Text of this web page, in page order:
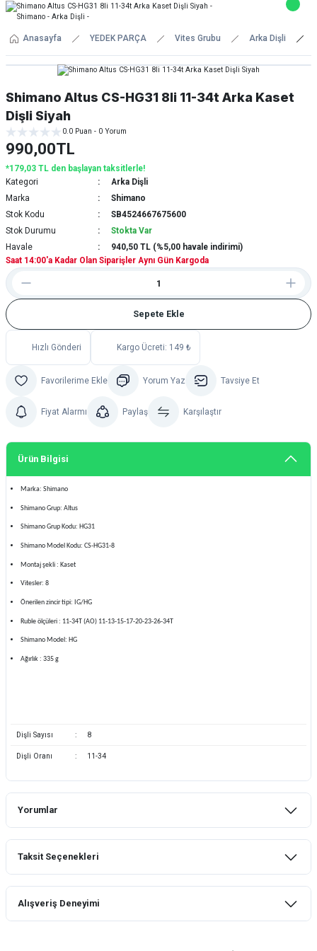
Anasayfa YEDEK PARÇA Vites Grubu Arka Dişli
Shimano Altus CS-HG31 8li 11-34t Arka Kaset
Dişli Siyah
0.0 Puan - 0 Yorum
990,00TL
*179,03 TL den başlayan taksitlerle!
Kategori
Arka Dişli
Marka
Shimano
Stok Kodu
SB4524667675600
Stok Durumu
Stokta Var
Havale
940,50 TL (%5,00 havale indirimi)
Saat 14:00'a Kadar Olan Siparişler Aynı Gün Kargoda
Sepete Ekle
Hızlı Gönderi Kargo Ücreti: 149 ₺
Yorum Yaz Tavsiye Et
Fiyat Alarmı Paylaş Karşılaştır
Ürün Bilgisi
Marka: Shimano
Shimano Grup: Altus
Shimano Grup Kodu: HG31
Shimano Model Kodu: CS-HG31-8
Montaj şekli : Kaset
Vitesler: 8
Önerilen zincir tipi: IG/HG
Ruble ölçüleri : 11-34T (AO) 11-13-15-17-20-23-26-34T
Shimano Model: HG
Ağırlık : 335 g
Dişli Sayısı : 8
Dişli Oranı : 11-34
Yorumlar
Taksit Seçenekleri
Alışveriş Deneyimi